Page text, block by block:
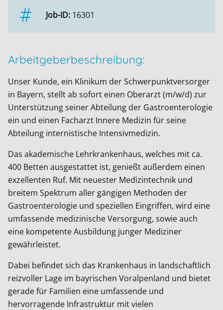
Job-ID: 16301
Arbeitgeberbeschreibung:
Unser Kunde, ein Klinikum der Schwerpunktversorger
in Bayern, stellt ab sofort einen Oberarzt (m/w/d) zur
Unterstützung seiner Abteilung der Gastroenterologie
ein und einen Facharzt Innere Medizin für seine
Abteilung internistische Intensivmedizin.
Das akademische Lehrkrankenhaus, welches mit ca.
400 Betten ausgestattet ist, genießt außerdem einen
exzellenten Ruf. Mit neuester Medizintechnik und
breitem Spektrum aller gängigen Methoden der
Gastroenterologie und speziellen Eingriffen, wird eine
umfassende medizinische Versorgung, sowie auch
eine kompetente Ausbildung junger Mediziner
gewährleistet.
Dabei befindet sich das Krankenhaus in landschaftlich
reizvoller Lage im bayrischen Voralpenland und bietet
gerade für Familien eine umfassende und
hervorragende Infrastruktur mit vielen